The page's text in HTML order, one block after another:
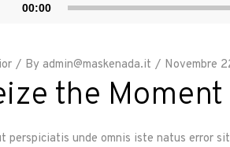
00:00
By admin@maskenada.it Novembre
the Moment
perspiciatis unde omnis iste natus error